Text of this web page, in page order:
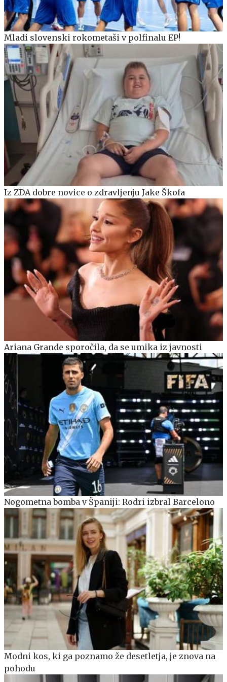
Mladi slovenski rokometaši v polfinalu EP!
Iz ZDA dobre novice o zdravljenju Jake Škofa
Ariana Grande sporočila, da se umika iz javnosti
Nogometna bomba v Španiji: Rodri izbral Barcelono
Modni kos, ki ga poznamo že desetletja, je znova na
pohodu